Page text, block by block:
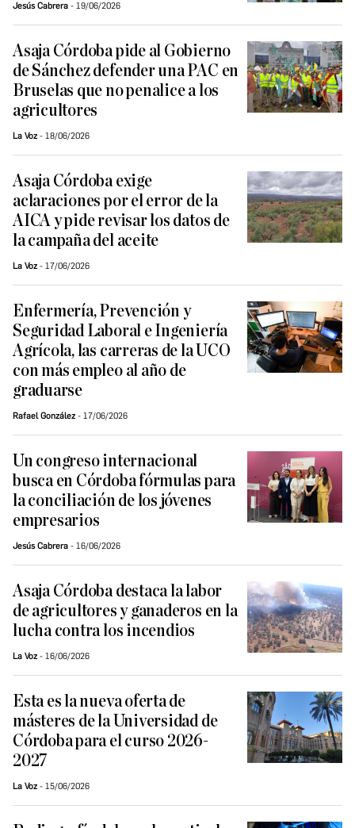
Jesús Cabrera 19/06/2026
Asaja Córdoba pide al Gobierno
de Sánchez defender una PAC en
Bruselas que no penalice a los
agricultores
La Voz 18/06/2026
Asaja Córdoba exige
aclaraciones por el error de la
AICA y pide revisar los datos de
la campaña del aceite
La Voz 17/06/2026
Enfermería, Prevención y
Seguridad Laboral e Ingeniería
Agrícola, las carreras de la UCO
con más empleo al año de
graduarse
Rafael González 17/06/2026
Un congreso internacional
busca en Córdoba fórmulas para
la conciliación de los jóvenes
empresarios
Jesús Cabrera 16/06/2026
Asaja Córdoba destaca la labor
de agricultores y ganaderos en la
lucha contra los incendios
La Voz 16/06/2026
Esta es la nueva oferta de
másteres de la Universidad de
Córdoba para el curso 2026-
2027
La Voz 15/06/2026